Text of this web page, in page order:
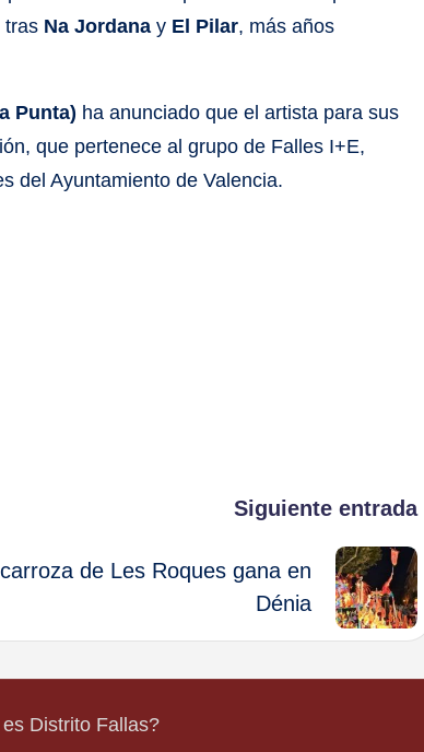
tras Na Jordana y El Pilar, más años
Punta) ha anunciado que el artista para sus
que pertenece al grupo de Falles I+E,
del Ayuntamiento de Valencia.
Siguiente entrada
de Les Roques gana en
Dénia
Distrito Fallas?